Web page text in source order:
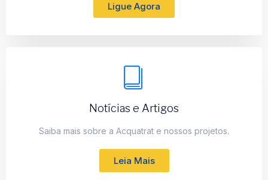
Ligue Agora
Notícias e Artigos
Saiba mais sobre a Acquatrat e nossos projetos.
Leia Mais